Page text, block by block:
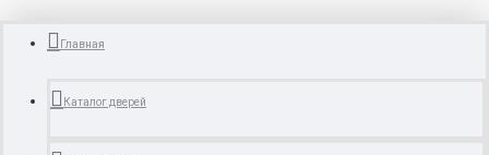
Главная
Каталог дверей